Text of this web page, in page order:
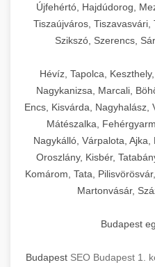
Újfehértó, Hajdúdorog,
Tiszaújváros, Tiszavasvári,
Szikszó, Szerencs,
Hévíz, Tapolca,
Nagykanizsa, Marcali,
Encs, Kisvárda, Nagyhalász,
Mátészalka,
Nagykálló, Várpalota, Ajka,
Oroszlány, Kisbér,
Komárom, Tata,
Martonvásár,
Budapest
Budapest SEO Budapest 1.